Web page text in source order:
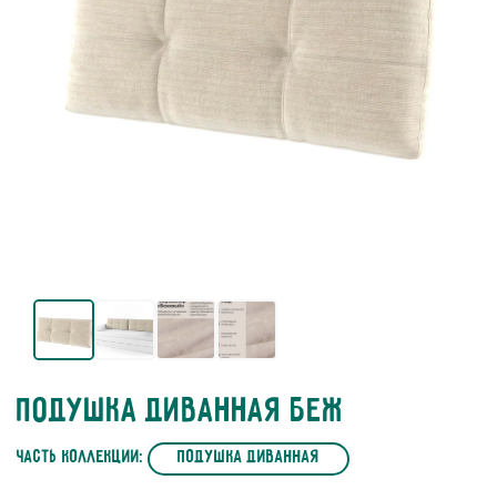
Подушка диванная Беж
часть коллекции: Подушка диванная